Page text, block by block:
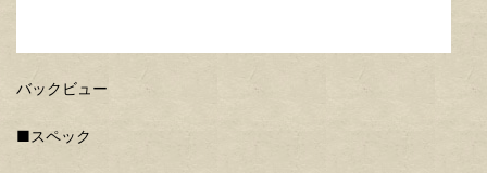
バックビュー
■スペック